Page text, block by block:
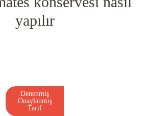
yapılır
Denenmiş
Onaylanmış
Tarif